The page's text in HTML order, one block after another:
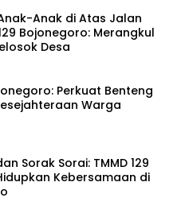
Anak di Atas Jalan
Bojonegoro: Merangkul
Desa
Perkuat Benteng
Warga
Sorak Sorai: TMMD 129
Kebersamaan di